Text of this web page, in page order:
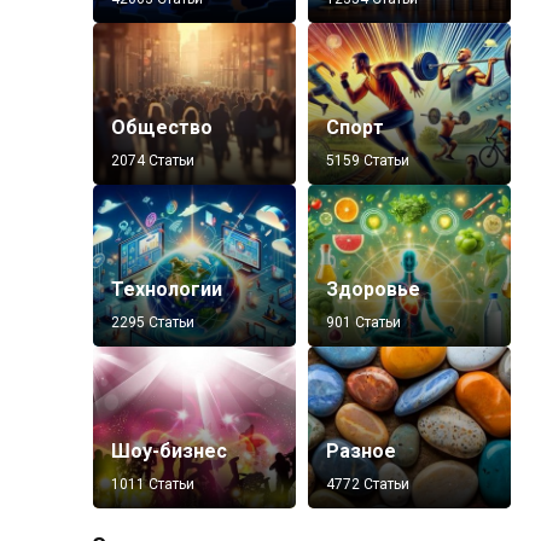
Общество
2074 Статьи
Спорт
5159 Статьи
Технологии
2295 Статьи
Здоровье
901 Статьи
Шоу-бизнес
1011 Статьи
Разное
4772 Статьи